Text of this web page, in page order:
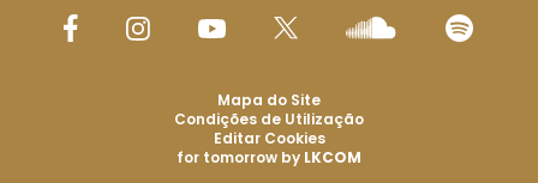
Mapa do Site
Condições de Utilização
Editar Cookies
for tomorrow by LKCOM